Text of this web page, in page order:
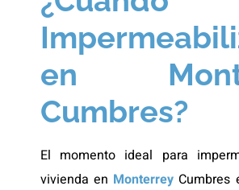
en
Cumbres?
El momento ideal para
vivienda en Monterrey Cumbres